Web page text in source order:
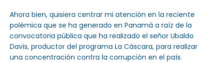
Ahora bien, quisiera centrar mi atención en la reciente
polémica que se ha generado en Panamá a raíz de la
convocatoria pública que ha realizado el señor Ubaldo
Davis, productor del programa La Cáscara, para realizar
una concentración contra la corrupción en el país.